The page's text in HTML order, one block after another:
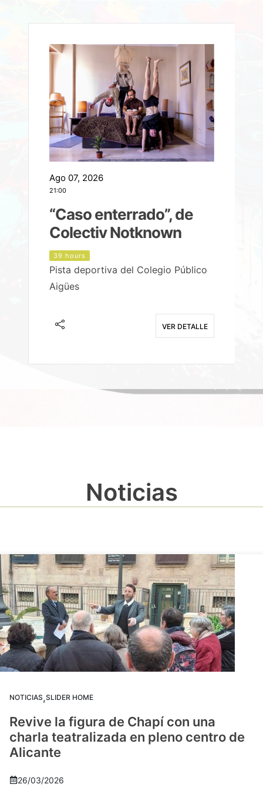
Ago 07, 2026
21:00
“Caso enterrado”, de
Colectiv Notknown
39 hours
Pista deportiva del Colegio Público
Aigües
VER DETALLE
Noticias
NOTICIAS,SLIDER HOME
Revive la figura de Chapí con una
charla teatralizada en pleno centro de
Alicante
26/03/2026